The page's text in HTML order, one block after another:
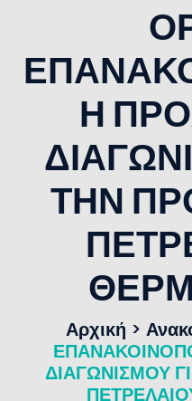
Η
ΤΗΝ
Αρχική >
ΔΙΑΓΩΝΙΣΜΟΥ